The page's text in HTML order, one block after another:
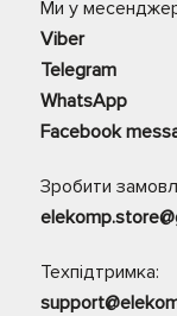
Ми у
Viber
Telegram
WhatsApp
Facebook
Зробити
Техпідтримка: